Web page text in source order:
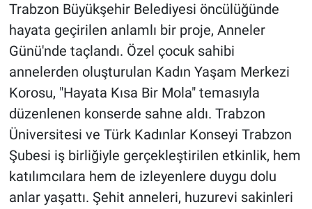
Trabzon Büyükşehir Belediyesi öncülüğünde
hayata geçirilen anlamlı bir proje, Anneler
Günü'nde taçlandı. Özel çocuk sahibi
annelerden oluşturulan Kadın Yaşam Merkezi
Korosu, "Hayata Kısa Bir Mola" temasıyla
düzenlenen konserde sahne aldı. Trabzon
Üniversitesi ve Türk Kadınlar Konseyi Trabzon
Şubesi iş birliğiyle gerçekleştirilen etkinlik, hem
katılımcılara hem de izleyenlere duygu dolu
anlar yaşattı. Şehit anneleri, huzurevi sakinleri